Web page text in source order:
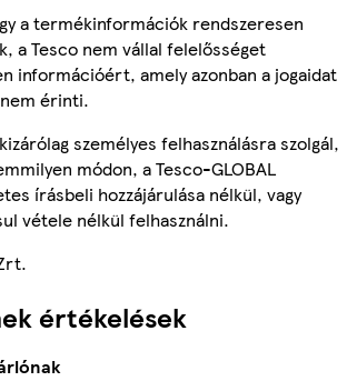
a termékinformációk rendszeresen
a Tesco nem vállal felelősséget
információért, amely azonban a jogaidat
érinti.
személyes felhasználásra szolgál,
módon, a Tesco-GLOBAL
írásbeli hozzájárulása nélkül, vagy
vétele nélkül felhasználni.
értékelések